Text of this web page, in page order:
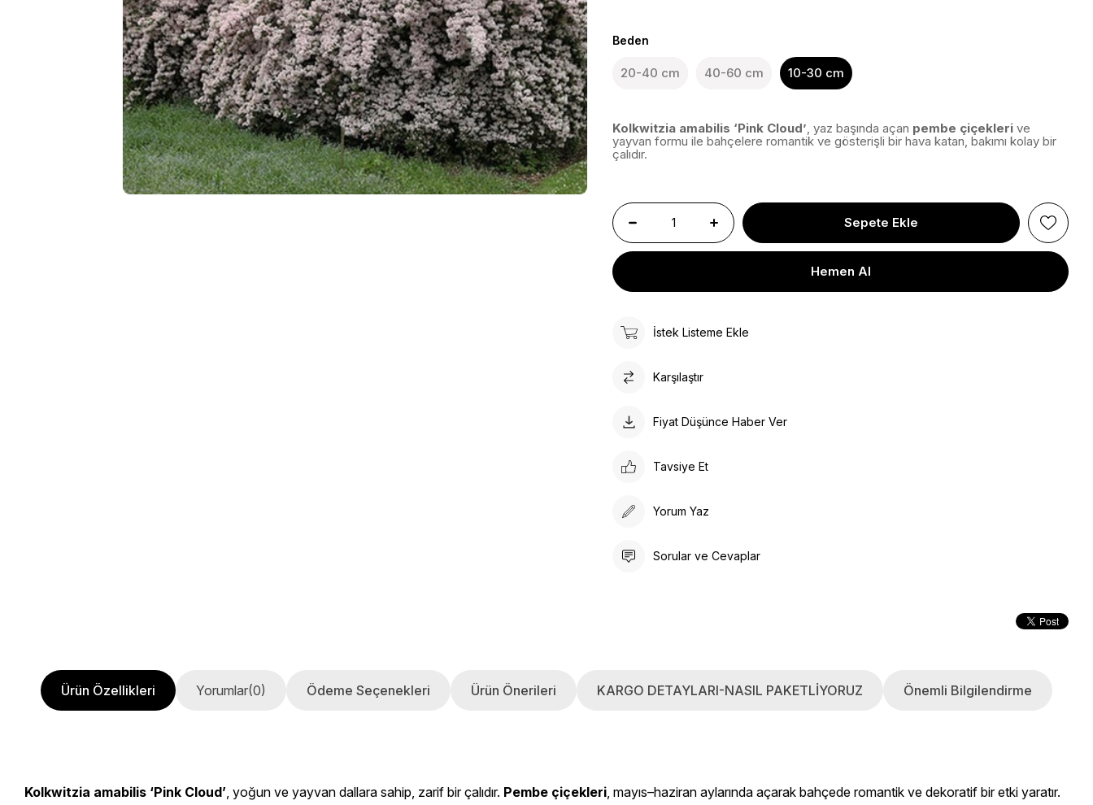
Beden
20-40 cm 40-60 cm 10-30 cm
Kolkwitzia amabilis ‘Pink Cloud’, yaz başında açan pembe çiçekleri ve
yayvan formu ile bahçelere romantik ve gösterişli bir hava katan, bakımı kolay bir
çalıdır.
İstek Listeme Ekle
Karşılaştır
Fiyat Düşünce Haber Ver
Tavsiye Et
Yorum Yaz
Sorular ve Cevaplar
Ürün Özellikleri Yorumlar(0) Ödeme Seçenekleri Ürün Önerileri KARGO DETAYLARI-NASIL PAKETLİYORUZ Önemli Bilgilendirme
Kolkwitzia amabilis ‘Pink Cloud’ , yoğun ve yayvan dallara sahip, zarif bir çalıdır. Pembe çiçekleri , mayıs–haziran aylarında açarak bahçede romantik ve dekoratif bir etki yaratır.